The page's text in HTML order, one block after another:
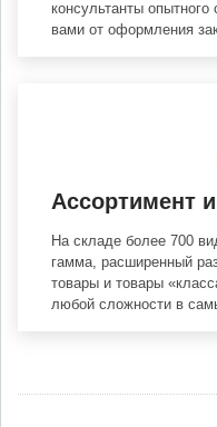
консультанты
вами от оформления
Ассортимент
На складе более 700
гамма, расширенный
товары и товары
любой сложности в